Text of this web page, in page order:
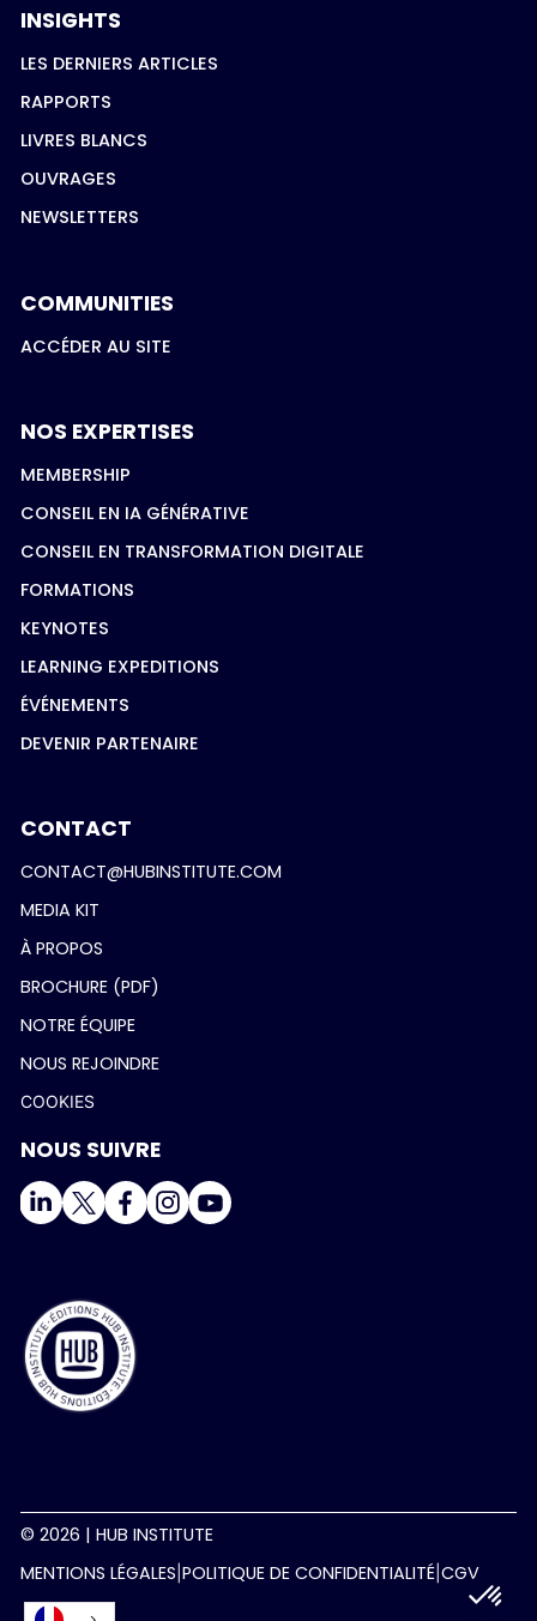
INSIGHTS
LES DERNIERS ARTICLES
RAPPORTS
LIVRES BLANCS
OUVRAGES
NEWSLETTERS
COMMUNITIES
ACCÉDER AU SITE
NOS EXPERTISES
MEMBERSHIP
CONSEIL EN IA GÉNÉRATIVE
CONSEIL EN TRANSFORMATION DIGITALE
FORMATIONS
KEYNOTES
LEARNING EXPEDITIONS
ÉVÉNEMENTS
DEVENIR PARTENAIRE
CONTACT
CONTACT@HUBINSTITUTE.COM
MEDIA KIT
À PROPOS
BROCHURE (PDF)
NOTRE ÉQUIPE
NOUS REJOINDRE
COOKIES
NOUS SUIVRE
© 2026 | HUB INSTITUTE
MENTIONS LÉGALES POLITIQUE DE CONFIDENTIALITÉ| CGV